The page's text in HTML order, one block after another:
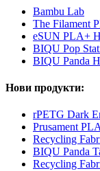
Bambu Lab
The Filament
eSUN PLA+
BIQU Pop
BIQU Panda
Нови продукти:
rPETG Dark
Prusament
Recycling
BIQU Panda
Recycling